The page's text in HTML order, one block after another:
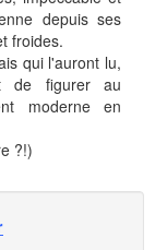
depuis ses
froides.
qui l'auront lu,
de figurer au
moderne en
?!)